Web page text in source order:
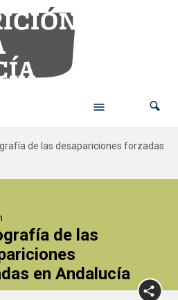
de las desapariciones forzadas
de las
en Andalucía